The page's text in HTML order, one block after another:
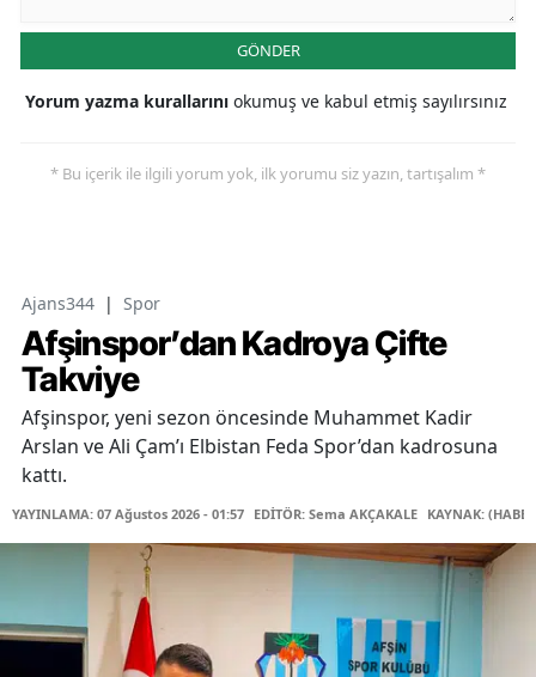
GÖNDER
Yorum yazma kurallarını okumuş ve kabul etmiş sayılırsınız
* Bu içerik ile ilgili yorum yok, ilk yorumu siz yazın, tartışalım *
Ajans344 | Spor
Afşinspor’dan Kadroya Çifte
Takviye
Afşinspor, yeni sezon öncesinde Muhammet Kadir
Arslan ve Ali Çam’ı Elbistan Feda Spor’dan kadrosuna
kattı.
YAYINLAMA: 07 Ağustos 2026 - 01:57 EDİTÖR: Sema AKÇAKALE KAYNAK: